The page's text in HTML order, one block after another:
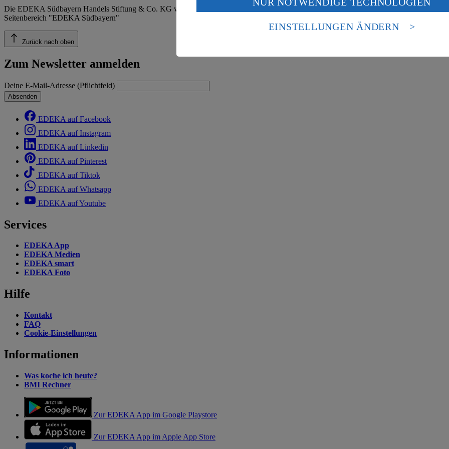
Die EDEKA Südbayern Handels Stiftung & Co. KG veröffentlicht insbesondere Inhalte zu den Bereichen:
Seitenbereich "EDEKA Südbayern"
Zurück nach oben
Zum Newsletter anmelden
Deine E-Mail-Adresse (Pflichtfeld)
Absenden
EDEKA auf Facebook
EDEKA auf Instagram
EDEKA auf Linkedin
EDEKA auf Pinterest
EDEKA auf Tiktok
EDEKA auf Whatsapp
EDEKA auf Youtube
Services
EDEKA App
EDEKA Medien
EDEKA smart
EDEKA Foto
Hilfe
Kontakt
FAQ
Cookie-Einstellungen
Informationen
Was koche ich heute?
BMI Rechner
Zur EDEKA App im Google Playstore
Zur EDEKA App im Apple App Store
ein, dass deine Daten in den USA verarbeitet werden. Der EuGH sieht die USA als
einem nach europäischen Standards nicht angemessenen Datenschutzniveau an. Es
Risiko eines Zugriffs durch US-amerikanische Behörden.
EINSTELLUNGEN ÄNDERN